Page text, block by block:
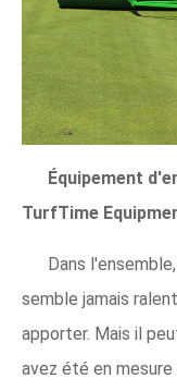
Équipement
TurfTime
Dans
semble jamais
apporter. Mais il
avez été en